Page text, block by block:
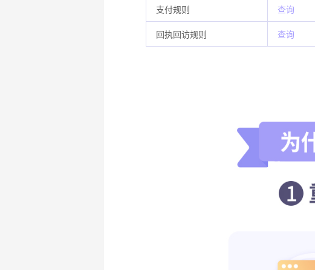
支付规则 查询
回执回访规则 查询